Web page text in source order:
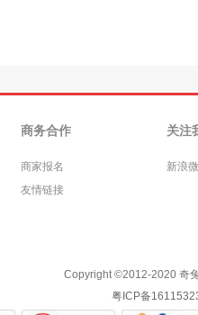
商务合作
商家报名
友情链接
关注
新浪
Copyright ©2012-2020 奇
粤ICP备